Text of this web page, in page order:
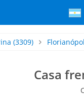
(3309)
Casa